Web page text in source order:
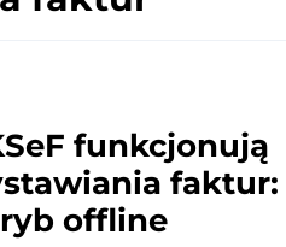
funkcjonują
faktur:
offline